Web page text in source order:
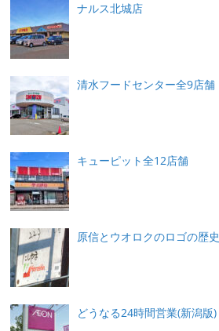
ナルス北城店
清水フードセンター全9店舗
キューピット全12店舗
原信とウオロクのロゴの歴史
どうなる24時間営業(新潟版)